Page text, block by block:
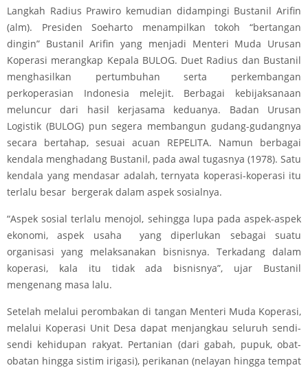
Langkah Radius Prawiro kemudian didampingi Bustanil Arifin
(alm). Presiden Soeharto menampilkan tokoh “bertangan
dingin” Bustanil Arifin yang menjadi Menteri Muda Urusan
Koperasi merangkap Kepala BULOG. Duet Radius dan Bustanil
menghasilkan pertumbuhan serta perkembangan
perkoperasian Indonesia melejit. Berbagai kebijaksanaan
meluncur dari hasil kerjasama keduanya. Badan Urusan
Logistik (BULOG) pun segera membangun gudang-gudangnya
secara bertahap, sesuai acuan REPELITA. Namun berbagai
kendala menghadang Bustanil, pada awal tugasnya (1978). Satu
kendala yang mendasar adalah, ternyata koperasi-koperasi itu
terlalu besar bergerak dalam aspek sosialnya.
“Aspek sosial terlalu menojol, sehingga lupa pada aspek-aspek
ekonomi, aspek usaha yang diperlukan sebagai suatu
organisasi yang melaksanakan bisnisnya. Terkadang dalam
koperasi, kala itu tidak ada bisnisnya”, ujar Bustanil
mengenang masa lalu.
Setelah melalui perombakan di tangan Menteri Muda Koperasi,
melalui Koperasi Unit Desa dapat menjangkau seluruh sendi-
sendi kehidupan rakyat. Pertanian (dari gabah, pupuk, obat-
obatan hingga sistim irigasi), perikanan (nelayan hingga tempat